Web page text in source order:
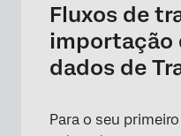
Fluxos de
importação
dados de
Para o seu